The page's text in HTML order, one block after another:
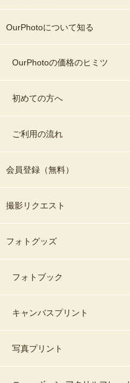
OurPhotoについて知る
OurPhotoの価格のヒミツ
初めての方へ
ご利用の流れ
会員登録（無料）
撮影リクエスト
フォトグッズ
フォトブック
キャンバスプリント
写真プリント